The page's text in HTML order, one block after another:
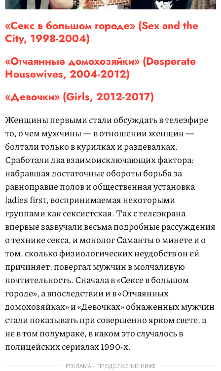
«Секс в большом городе» (Sex and the
City, 1998-2004)
«Отчаянные домохозяйки» (Desperate
Housewives, 2004-2012)
«Девочки» (Girls, 2012-2017)
Женщины первыми стали обсуждать в телеэфире
то, о чем мужчины — в отношении женщин —
болтали только в курилках и раздевалках.
Сработали два взаимоисключающих фактора:
набравшая достаточные обороты борьба за
равноправие полов и общественная установка
ladies first, воспринимаемая некоторыми
группами как сексистская. Так с телеэкрана
впервые зазвучали весьма подробные рассуждения
о технике секса, и монолог Саманты о минете и о
том, сколько физиологических неудобств он ей
причиняет, повергал мужчин в молчаливую
почтительность. Сначала в «Сексе в большом
городе», а впоследствии и в «Отчаянных
домохозяйках» и «Девочках» обнаженных мужчин
стали показывать при совершенно ярком свете, а
не в том полумраке, в каком это случалось в
полицейских сериалах 1990-х.
РЕКЛАМА – ПРОДОЛЖЕНИЕ НИЖЕ